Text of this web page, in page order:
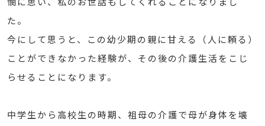
た。
今にして思うと、この幼少期の親に甘える（人に頼る）
ことができなかった経験が、その後の介護生活をこじ
らせることになります。
中学生から高校生の時期、祖母の介護で母が身体を壊